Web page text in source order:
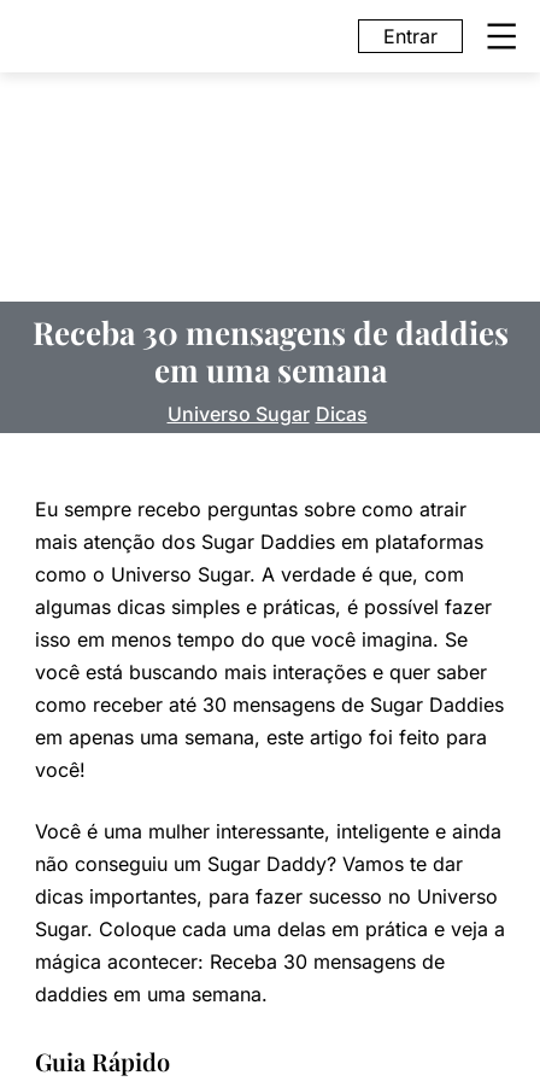
Entrar
Receba 30 mensagens de daddies
em uma semana
Universo Sugar Dicas
Eu sempre recebo perguntas sobre como atrair
mais atenção dos Sugar Daddies em plataformas
como o Universo Sugar. A verdade é que, com
algumas dicas simples e práticas, é possível fazer
isso em menos tempo do que você imagina. Se
você está buscando mais interações e quer saber
como receber até 30 mensagens de Sugar Daddies
em apenas uma semana, este artigo foi feito para
você!
Você é uma mulher interessante, inteligente e ainda
não conseguiu um Sugar Daddy? Vamos te dar
dicas importantes, para fazer sucesso no Universo
Sugar. Coloque cada uma delas em prática e veja a
mágica acontecer: Receba 30 mensagens de
daddies em uma semana.
Guia Rápido